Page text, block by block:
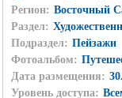
Регион: Восточный
Раздел:
Подраздел: Пейзажи
Фотоальбом:
Дата размещения:
Уровень доступа: